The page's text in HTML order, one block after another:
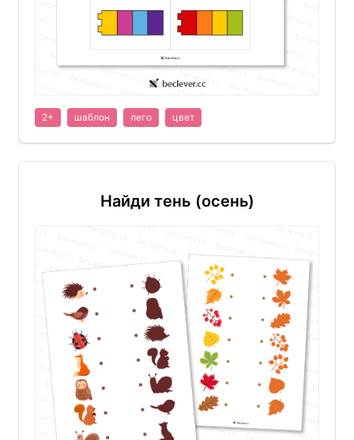
2+ шаблон лего цвет
Найди тень (осень)